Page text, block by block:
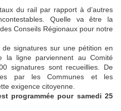
du rail par rapport à d’autres
Quelle va être la
Conseils Régionaux pour notre
signatures sur une pétition en
la ligne parviennent au Comité
signatures sont recueillies. De
par les Communes et les
exigence citoyenne.
programmée pour samedi 25